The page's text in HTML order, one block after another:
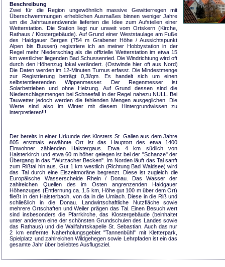
Beschreibung
Zwei für die Region ungewöhnlich massive Gewitterregen mit
Überschwemmungen erheblichen Ausmaßes binnen weniger Jahre
um die Jahrtausendwende lieferten die Idee zum Aufstellen einer
Wetterstation. Die Station liegt nur unweit vom Ortskern (Kirche,
Rathaus / Klostergebäude). Auf Grund einer Weststaulage am Fuße
des Haidgauer Berges (754 m Grabener Höhe / Aussichtspunkt
Alpen bis Bussen) registriere ich an meiner Hobbystation in der
Regel mehr Niederschlag als die offizielle Wetterstation im etwa 15
km westlicher liegenden Bad Schussenried. Die Windrichtung wird oft
durch den Höhenzug lokal verändert. (Ostwinde hier oft aus Nord)
Die Daten werden im 12-Minuten Turnus erfasst. Die Mindestmenge
zur Registrierung beträgt 0,3l/qm. Es handelt sich um einen
selbstentleerenden Wippenmesser. Der Regenmesser ist
Solarbetrieben und ohne Heizung. Auf Grund dessen sind die
Niederschlagsmengen bei Schneefall in der Regel nahezu NULL. Bei
Tauwetter jedoch werden die fehlenden Mengen ausgeglichen. Die
Werte sind also im Winter mit diesem Hintergrundwissen zu
interpretieren!!!
Der bereits in einer Urkunde des Klosters St. Gallen aus dem Jahre
805 erstmals erwähnte Ort ist das Hauptort des etwa 1400
Einwohner zählenden Haistergaus. Etwa 4 km südlich von
Haisterkirch und etwa 60 m höher gelegen ist bei der "Schanze" der
Übergang in das "Wurzacher Becken". Im Norden läuft das Tal sanft
zum Rißtal hin aus. Gut 1 km westlich (Richtung Bad Waldsee) wird
das Tal durch eine Eiszeitmoräne begrenzt. Diese ist zugleich die
Europäische Wasserscheide Rhein / Donau. Das Wasser der
zahlreichen Quellen des im Osten angrenzenden Haidgauer
Höhenzuges (Entfernung ca. 1.5 km, Höhe gut 100 m über dem Ort)
fließt in den Haisterbach, von da in die Umlach. Diese in die Riß und
schließlich in die Donau. Landwirtschaftliche Nutzfläche sowie
mehrere Ortschaften und Weiler prägen das Tal. Einen Besuch wert
sind insbesonders die Pfarrkirche, das Klostergebäude (beinhaltet
unter anderem eine der schönsten Grundschulen des Landes sowie
das Rathaus) und die Wallfahrtskapelle St. Sebastian. Auch das nur
2 km entfernte Naherholungsgebiet "Tannenbühl" mit Kletterpark,
Spielplatz und zahlreichen Wildgehegen sowie Lehrpfaden ist ein das
gesamte Jahr über beliebtes Ausflugsziel.